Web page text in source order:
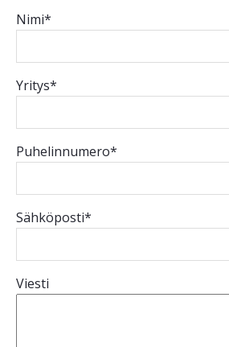
Nimi*
Yritys*
Puhelinnumero*
Sähköposti*
Viesti